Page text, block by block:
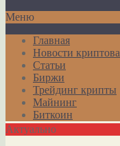
Меню
Главная
Новости
Статьи
Биржи
Трейдинг крипты
Майнинг
Биткоин
Актуально